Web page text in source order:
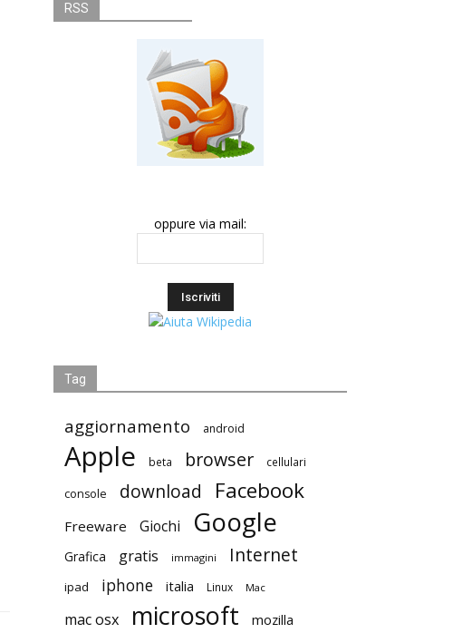
RSS
oppure via mail:
Tag
aggiornamento android
Apple beta browser cellulari
console download Facebook
Freeware Giochi Google
Grafica gratis immagini Internet
ipad iphone italia Linux Mac
mac osx microsoft
mozilla